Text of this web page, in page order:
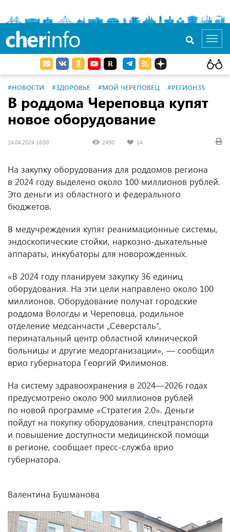
cherinfo
#НОВОСТИ #ЗДОРОВЬЕ #МОЙ ЧЕРЕПОВЕЦ #РЕГИОН35
В роддома Череповца купят
новое оборудование
14.04.2024 16:00 2490 14
На закупку оборудования для роддомов региона
в 2024 году выделено около 100 миллионов рублей.
Это деньги из областного и федерального
бюджетов.
В медучреждения купят реанимационные системы,
эндоскопические стойки, наркозно-дыхательные
аппараты, инкубаторы для новорожденных.
«В 2024 году планируем закупку 36 единиц
оборудования. На эти цели направлено около 100
миллионов. Оборудование получат городские
роддома Вологды и Череповца, родильное
отделение медсанчасти „Северсталь“,
перинатальный центр областной клинической
больницы и другие медорганизации», — сообщил
врио губернатора Георгий Филимонов.
На систему здравоохранения в 2024—2026 годах
предусмотрено около 900 миллионов рублей
по новой программе «Стратегия 2.0». Деньги
пойдут на покупку оборудования, спецтранспорта
и повышение доступности медицинской помощи
в регионе, сообщает пресс-служба врио
губернатора.
Валентина Бушманова